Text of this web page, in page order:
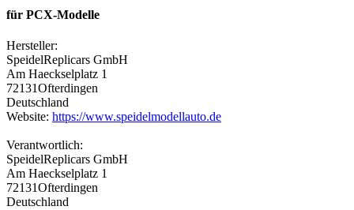
für PCX-Modelle
Hersteller:
SpeidelReplicars GmbH
Am Haeckselplatz 1
72131Ofterdingen
Deutschland
Website: https://www.speidelmodellauto.de
Verantwortlich:
SpeidelReplicars GmbH
Am Haeckselplatz 1
72131Ofterdingen
Deutschland